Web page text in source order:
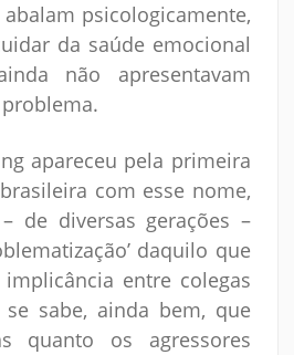
psicologicamente,
da saúde emocional
não apresentavam
apareceu pela primeira
com esse nome,
de diversas gerações –
daquilo que
entre colegas
sabe, ainda bem, que
quanto os agressores